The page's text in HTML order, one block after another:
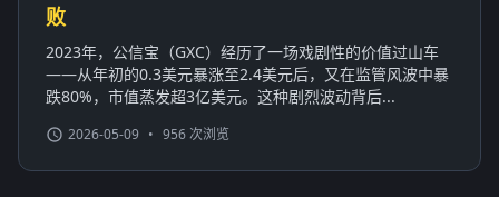
败
2023年，公信宝（GXC）经历了一场戏剧性的价值过山车
——从年初的0.3美元暴涨至2.4美元后，又在监管风波中暴
跌80%，市值蒸发超3亿美元。这种剧烈波动背后...
2026-05-09 • 956 次浏览